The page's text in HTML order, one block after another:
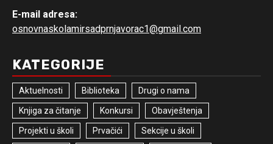
E-mail adresa:
osnovnaskolamirsadprnjavorac1@gmail.com
KATEGORIJE
Aktuelnosti Biblioteka Drugi o nama
Knjiga za čitanje Konkursi Obavještenja
Projekti u školi Prvačići Sekcije u školi